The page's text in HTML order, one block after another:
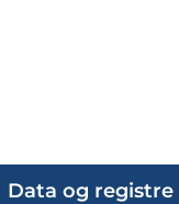
Data og registre